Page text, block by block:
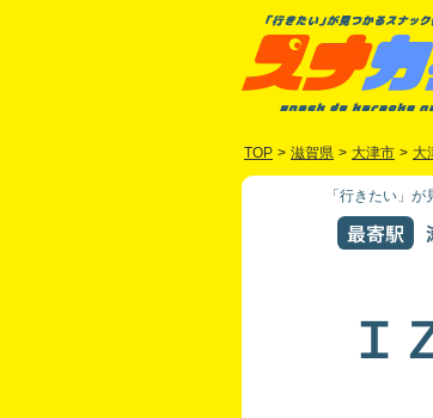
TOP > 滋賀県 > 大津市 > 大
「行きたい」
最寄駅
Ｉ